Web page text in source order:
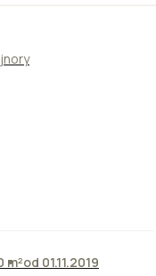
m²od 01.11.2019